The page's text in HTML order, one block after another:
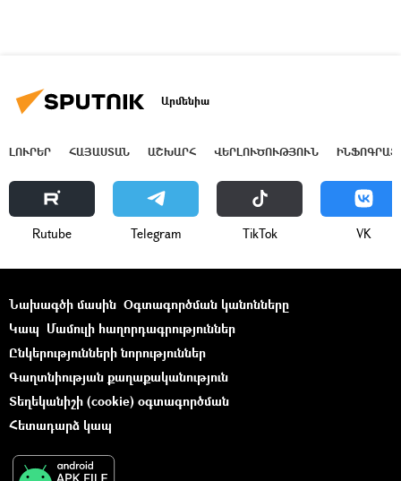
Արմենիա
ԼՈՒՐԵՐ ՀԱՅԱՍՏԱՆ ԱՇԽԱՐՀ ՎԵՐԼՈՒԾՈՒԹՅՈՒՆ
Rutube Telegram ТikТоk VK
Նախագծի մասին Օգտագործման կանոնները
Կապ Մամուլի հաղորդագրություններ
Ընկերությունների նորություններ
Գաղտնիության քաղաքականություն
Տեղեկանիշի (cookie) օգտագործման
Հետադարձ կապ